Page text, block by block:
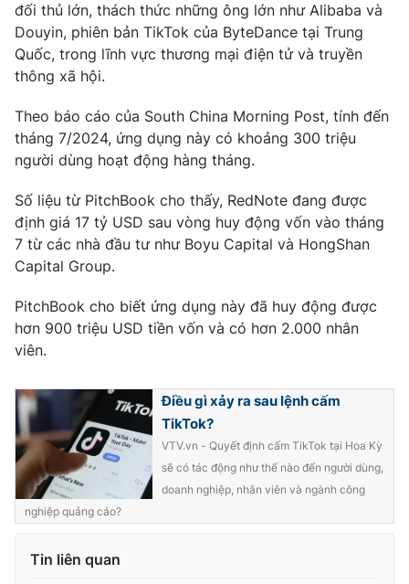
đối thủ lớn, thách thức những ông lớn như Alibaba và
Douyin, phiên bản TikTok của ByteDance tại Trung
Quốc, trong lĩnh vực thương mại điện tử và truyền
thông xã hội.
Theo báo cáo của South China Morning Post, tính đến
tháng 7/2024, ứng dụng này có khoảng 300 triệu
người dùng hoạt động hàng tháng.
Số liệu từ PitchBook cho thấy, RedNote đang được
định giá 17 tỷ USD sau vòng huy động vốn vào tháng
7 từ các nhà đầu tư như Boyu Capital và HongShan
Capital Group.
PitchBook cho biết ứng dụng này đã huy động được
hơn 900 triệu USD tiền vốn và có hơn 2.000 nhân
viên.
Điều gì xảy ra sau lệnh cấm
TikTok?
VTV.vn - Quyết định cấm TikTok tại Hoa Kỳ
sẽ có tác động như thế nào đến người dùng,
doanh nghiệp, nhân viên và ngành công
nghiệp quảng cáo?
Tin liên quan